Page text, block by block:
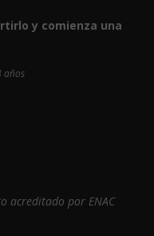
y comienza una
años
acreditado por ENAC